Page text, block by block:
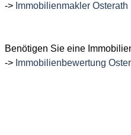
-> Immobilienmakler Osterath
Benötigen Sie eine
-> Immobilienbewertung